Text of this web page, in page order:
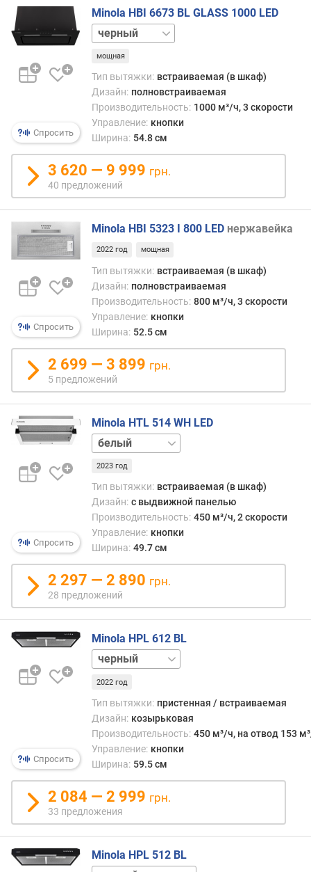
ы
а
п
т
е
д
о
б
а
в
л
е
и
п
о
л
и
ч
е
т
в
д
л
о
ж
е
н
и
й
н
а
(
с
м
)
г
л
Спросить
Minola HBI 6673 BL GLASS 1000 LED
белый
мощная
Тип вытяжки: встраиваемая (в шкаф)
Дизайн: полновстраиваемая
Производительность: 1000 м³/ч, 3 скорости
Управление: кнопки
Ширина: 54.8 см
3 620 — 9 999 грн.
40 предложений
Спросить
Minola HBI 5323 I 800 LED нержавейка
2022 год мощная
Тип вытяжки: встраиваемая (в шкаф)
Дизайн: полновстраиваемая
Производительность: 800 м³/ч, 3 скорости
Управление: кнопки
Ширина: 52.5 см
2 699 — 3 899 грн.
5 предложений
Спросить
Minola HTL 514 WH LED
нержавейка
черный
2023 год
Тип вытяжки: встраиваемая (в шкаф)
Дизайн: с выдвижной панелью
Производительность: 450 м³/ч, 2 скорости
Управление: кнопки
Ширина: 49.7 см
2 297 — 2 890 грн.
28 предложений
Спросить
Minola HPL 612 BL
бежевый
белый
коричневый
нержавейка
2022 год
Тип вытяжки: пристенная / встраиваемая
Дизайн: козырьковая
Производительность: 450 м³/ч, на отвод 153
Управление: кнопки
Ширина: 59.5 см
2 084 — 2 999 грн.
33 предложения
Minola HPL 512 BL